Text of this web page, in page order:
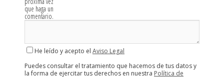
que haga un
comentario.
He leído y acepto el Aviso Legal
Puedes consultar el tratamiento que hacemos de tus datos y
la forma de ejercitar tus derechos en nuestra Política de